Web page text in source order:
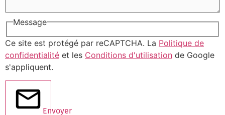
Message
Ce site est protégé par reCAPTCHA. La Politique de
confidentialité et les Conditions d'utilisation de Google
s'appliquent.
Envoyer